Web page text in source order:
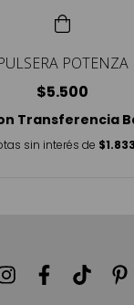
POTENZA
$5.500
Transferencia
sin interés de